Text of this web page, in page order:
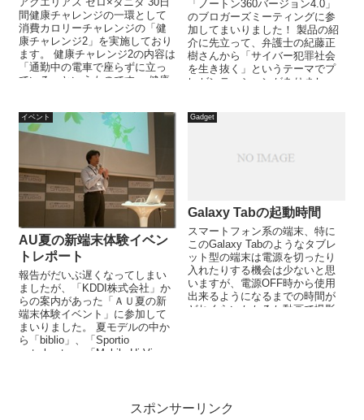
間健康チャレンジの一環として
消費カロリーチャレンジの「健
康チャレンジ2」を実施しており
ます。 健康チャレンジ2の内容は
「通勤中の電車で座らずに立っ
ている」というものです。 健康
「ノートン360バージョン4.0」
のブロガーズミーティングに参
加してまいりました！ 製品の紹
介に先立って、弁護士の紀藤正
樹さんから「サイバー犯罪社会
を生き抜く」というテーマでプ
レゼンテーションがありまし
イベント
AU夏の新端末体験イベン
トレポート
報告がだいぶ遅くなってしまい
ましたが、「KDDI株式会社」か
らの案内があった「ＡＵ夏の新
端末体験イベント」に参加して
まいりました。 夏モデルの中か
ら「biblio」、「Sportio
waterbeat」、「Mobile Hi-Vi...
Gadget
Galaxy Tabの起動時間
スマートフォン系の端末、特に
このGalaxy Tabのようなタブレ
ット型の端末は電源を切ったり
入れたりする機会は少ないと思
いますが、電源OFF時から使用
出来るようになるまでの時間が
どれくらいかかるか動画で撮影
スポンサーリンク